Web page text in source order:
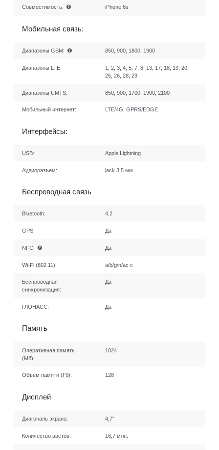
Совместимость: iPhone 6s
Мобильная связь:
Диапазоны GSM: 850, 900, 1800, 1900
Диапазоны LTE:
1, 2, 3, 4, 5, 7, 8, 13, 17, 18, 19, 20,
25, 26, 28, 29
Диапазоны UMTS: 850, 900, 1700, 1900, 2100
Мобильный интернет: LTE/4G, GPRS/EDGE
Интерфейсы:
USB: Apple Lightning
Аудиоразъем: jack 3,5 мм
Беспроводная связь
Bluetooth: 4.2
GPS: Да
NFC: Да
Wi-Fi (802.11): a/b/g/n/ac с
Беспроводная
синхронизация:
Да
ГЛОНАСС: Да
Память
Оперативная память
(Мб):
1024
Объем памяти (Гб): 128
Дисплей
Диагональ экрана: 4,7"
Количество цветов: 16,7 млн.